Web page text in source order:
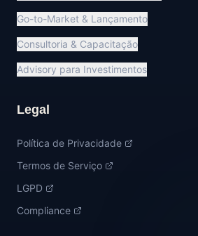
Go-to-Market & Lançamento
Consultoria & Capacitação
Advisory para Investimentos
Legal
Política de Privacidade
Termos de Serviço
LGPD
Compliance